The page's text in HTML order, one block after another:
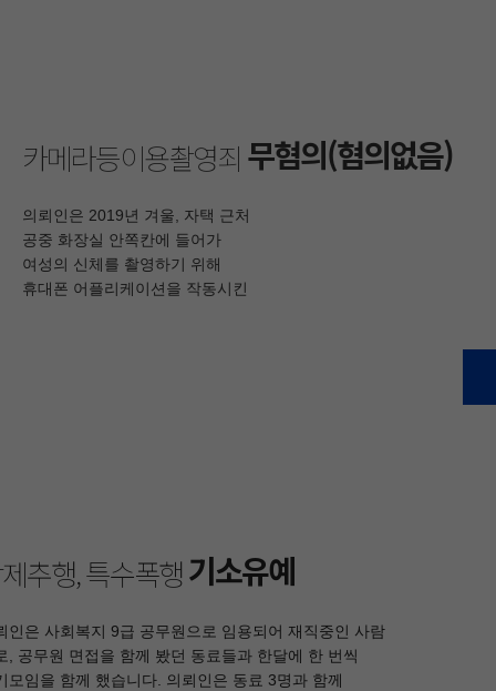
카메라등이용촬영죄 무혐의(혐의없음)
의뢰인은 2019년 겨울, 자택 근처
공중 화장실 안쪽칸에 들어가
여성의 신체를 촬영하기 위해
휴대폰 어플리케이션을 작동시킨
추행, 특수폭행기소유예
인은 사회복지 9급 공무원으로 임용되어 재직중인 사람
, 공무원 면접을 함께 봤던 동료들과 한달에 한 번씩
모임을 함께 했습니다. 의뢰인은 동료 3명과 함께